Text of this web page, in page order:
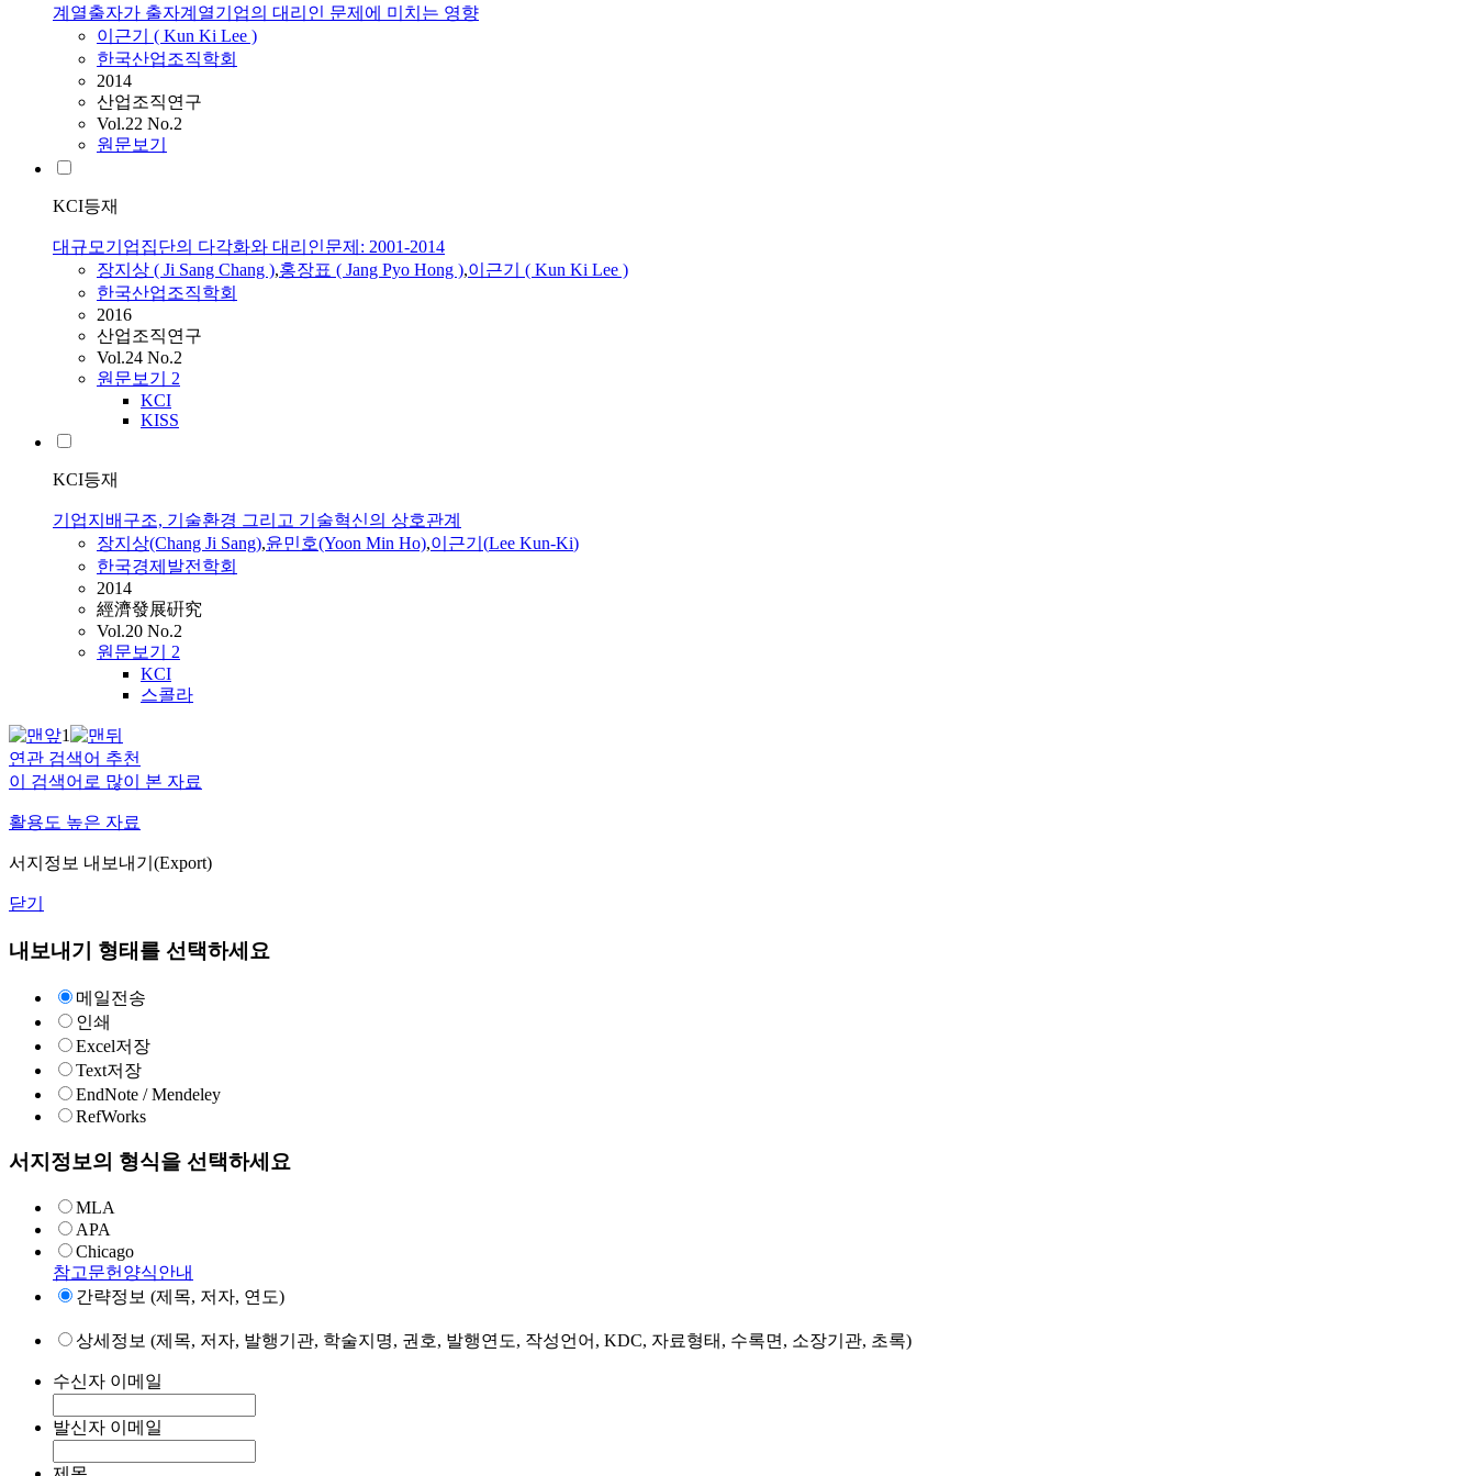
계열출자가 출자계열기업의 대리인 문제에 미치는 영향
이근기
( Kun Ki Lee )
한국산업조직학회
2014
산업조직연구
Vol.22 No.2
원문보기
KCI등재
대규모기업집단의 다각화와 대리인문제: 2001-2014
장지상 ( Ji Sang Chang ),홍장표 ( Jang Pyo Hong ),이근기 ( Kun Ki Lee )
한국산업조직학회
2016
산업조직연구
Vol.24 No.2
원문보기 2
KCI
KISS
KCI등재
기업지배구조, 기술환경 그리고 기술혁신의 상호관계
장지상(Chang Ji Sang),윤민호(Yoon Min Ho),이근기 (Lee Kun-Ki)
한국경제발전학회
2014
經濟發展硏究
Vol.20 No.2
원문보기 2
KCI
스콜라
1
연관 검색어 추천
이 검색어로 많이 본 자료
활용도 높은 자료
서지정보 내보내기(Export)
닫기
내보내기 형태를 선택하세요
메일전송
인쇄
Excel저장
Text저장
EndNote / Mendeley
RefWorks
서지정보의 형식을 선택하세요
MLA
APA
Chicago
참고문헌양식안내
간략정보 (제목, 저자, 연도)
상세정보 (제목, 저자, 발행기관, 학술지명, 권호, 발행연도, 작성언어, KDC, 자료형태, 수록면, 소장기관, 초록)
수신자 이메일
발신자 이메일